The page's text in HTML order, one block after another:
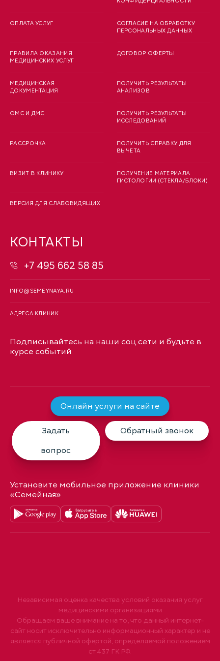
ОПЛАТА УСЛУГ
ПРАВИЛА ОКАЗАНИЯ
МЕДИЦИНСКИХ УСЛУГ
МЕДИЦИНСКАЯ
ДОКУМЕНТАЦИЯ
ОМС И ДМС
РАССРОЧКА
ВИЗИТ В КЛИНИКУ
ВЕРСИЯ ДЛЯ СЛАБОВИДЯЩИХ
СОГЛАСИЕ НА ОБРАБОТКУ
ПЕРСОНАЛЬНЫХ ДАННЫХ
ДОГОВОР ОФЕРТЫ
ПОЛУЧИТЬ РЕЗУЛЬТАТЫ
АНАЛИЗОВ
ПОЛУЧИТЬ РЕЗУЛЬТАТЫ
ИССЛЕДОВАНИЙ
ПОЛУЧИТЬ СПРАВКУ ДЛЯ
ВЫЧЕТА
ПОЛУЧЕНИЕ МАТЕРИАЛА
ГИСТОЛОГИИ (СТЕКЛА/БЛОКИ)
КОНТАКТЫ
+7 495 662 58 85
INFO@SEMEYNAYA.RU
АДРЕСА КЛИНИК
Подписывайтесь на наши соц.сети и будьте в
курсе событий
Онлайн услуги на сайте
Задать
вопрос
Обратный звонок
Установите мобильное приложение клиники
«Семейная»
Независимая оценка качества условий оказания услуг
медицинскими организациями
Обращаем ваше внимание на то, что данный интернет-
сайт носит исключительно информационный характер и не
является публичной офертой, определяемой положением
ст.437 ГК РФ.